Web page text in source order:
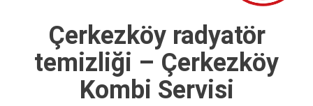
Çerkezköy radyatör
temizliği – Çerkezköy
Kombi Servisi